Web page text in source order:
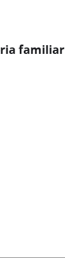
familiar